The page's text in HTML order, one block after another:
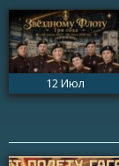
12Июл